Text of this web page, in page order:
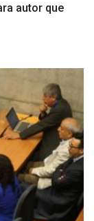
autor que